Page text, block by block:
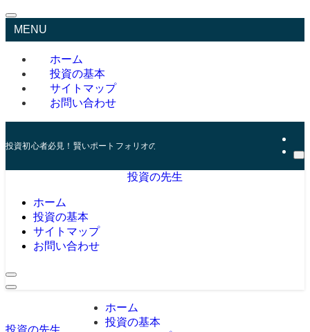
MENU
ホーム
投資の基本
サイトマップ
お問い合わせ
投資初心者必見！賢いポートフォリオの組み方とリスク管理の秘訣
投資の先生
ホーム
投資の基本
サイトマップ
お問い合わせ
投資の先生
ホーム
投資の基本